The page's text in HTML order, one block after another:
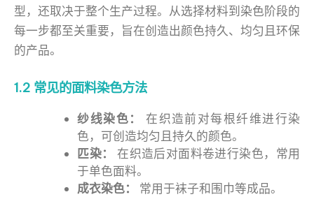
型，还取决于整个生产过程。从选择材料到染色阶段的
每一步都至关重要，旨在创造出颜色持久、均匀且环保
的产品。
1.2 常见的面料染色方法
纱线染色：
在织造前对每根纤维进行染
色，可创造均匀且持久的颜色。
匹染：
在织造后对面料卷进行染色，常用
于单色面料。
成衣染色：
常用于袜子和围巾等成品。